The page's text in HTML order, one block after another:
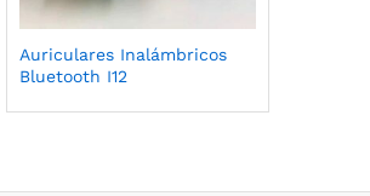
Auriculares Inalámbricos
Bluetooth I12